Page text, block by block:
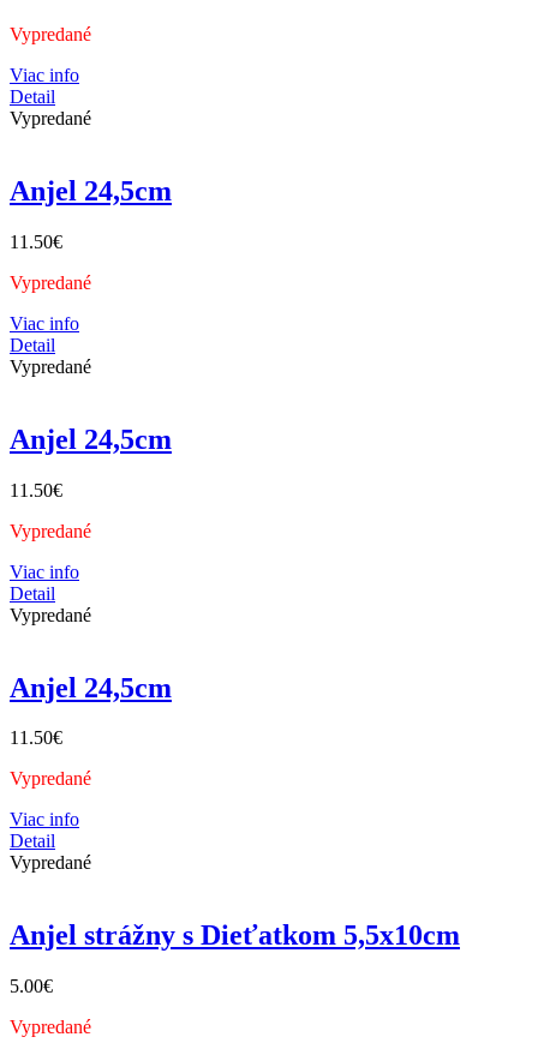
Vypredané
Viac info
Detail
Vypredané
Anjel 24,5cm
11.50€
Vypredané
Viac info
Detail
Vypredané
Anjel 24,5cm
11.50€
Vypredané
Viac info
Detail
Vypredané
Anjel 24,5cm
11.50€
Vypredané
Viac info
Detail
Vypredané
Anjel strážny s Dieťatkom 5,5x10cm
5.00€
Vypredané